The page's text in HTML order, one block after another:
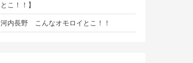
とこ！！】
河内長野 こんなオモロイとこ！！